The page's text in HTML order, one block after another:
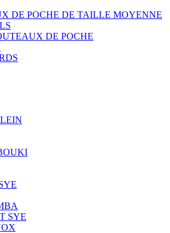
DE POCHE DE TAILLE MOYENNE
DE POCHE
SYE